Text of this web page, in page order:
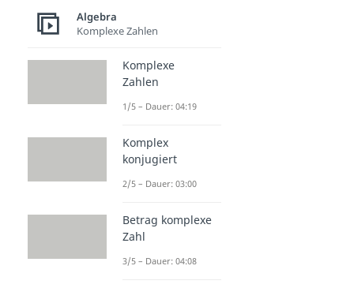
Algebra
Komplexe Zahlen
Komplexe
Zahlen
1/5 – Dauer: 04:19
Komplex
konjugiert
2/5 – Dauer: 03:00
Betrag komplexe
Zahl
3/5 – Dauer: 04:08